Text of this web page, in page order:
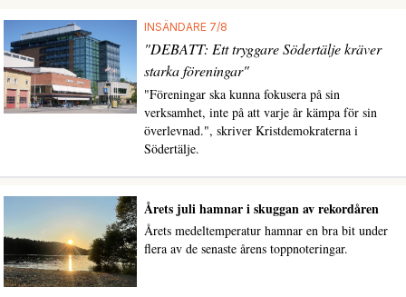
INSÄNDARE 7/8
"DEBATT: Ett tryggare Södertälje kräver
starka föreningar"
"Föreningar ska kunna fokusera på sin
verksamhet, inte på att varje år kämpa för sin
överlevnad.", skriver Kristdemokraterna i
Södertälje.
Årets juli hamnar i skuggan av rekordåren
Årets medeltemperatur hamnar en bra bit under
flera av de senaste årens toppnoteringar.